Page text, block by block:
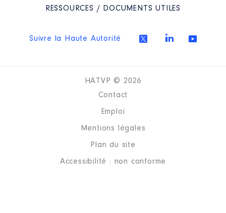
RESSOURCES / DOCUMENTS UTILES
Suivre la Haute Autorité
HATVP © 2026
Contact
Emploi
Mentions légales
Plan du site
Accessibilité : non conforme